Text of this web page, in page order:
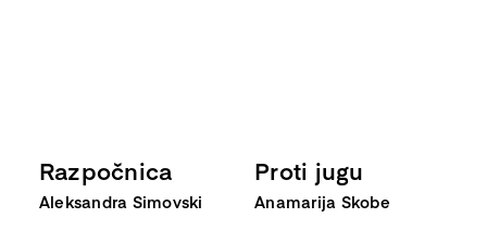
Razpočnica
Aleksandra Simovski
Proti jugu
Anamarija Skobe